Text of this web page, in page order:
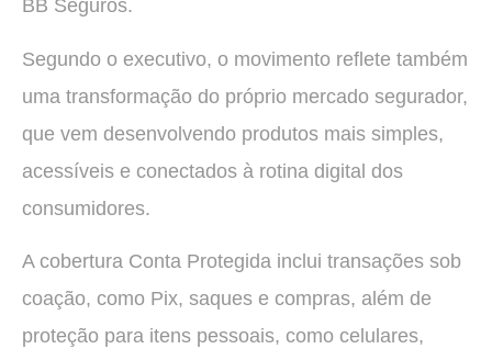
BB Seguros.
Segundo o executivo, o movimento reflete também
uma transformação do próprio mercado segurador,
que vem desenvolvendo produtos mais simples,
acessíveis e conectados à rotina digital dos
consumidores.
A cobertura Conta Protegida inclui transações sob
coação, como Pix, saques e compras, além de
proteção para itens pessoais, como celulares,